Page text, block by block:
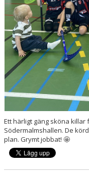
Ett härligt gäng sköna
Södermalmshallen. De
plan. Grymt jobbat! 🤩